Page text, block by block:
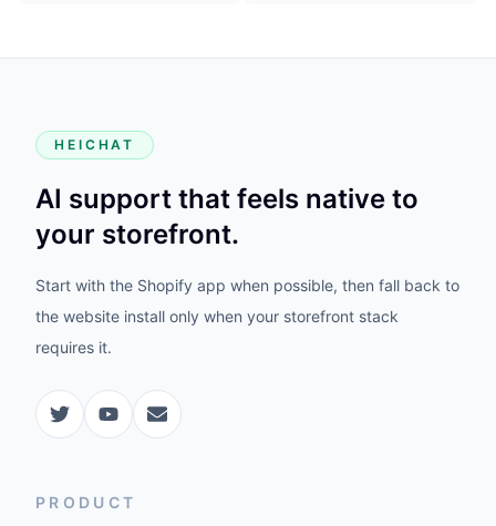
HEICHAT
AI support that feels native to
your storefront.
Start with the Shopify app when possible, then fall back to
the website install only when your storefront stack
requires it.
PRODUCT